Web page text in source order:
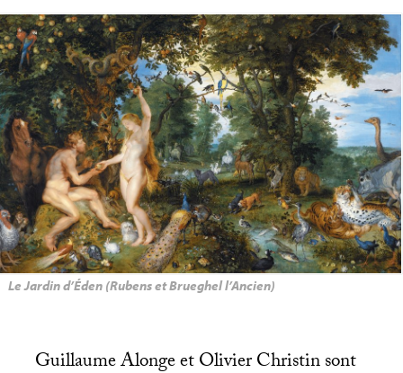
Le Jardin d’Éden (Rubens et Brueghel l’Ancien)
Guillaume Alonge et Olivier Christin sont